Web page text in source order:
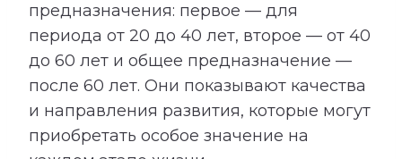
предназначения: первое — для
периода от 20 до 40 лет, второе — от 40
до 60 лет и общее предназначение —
после 60 лет. Они показывают качества
и направления развития, которые могут
приобретать особое значение на